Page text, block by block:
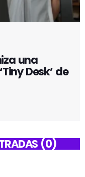
una
Desk’ de
(0)